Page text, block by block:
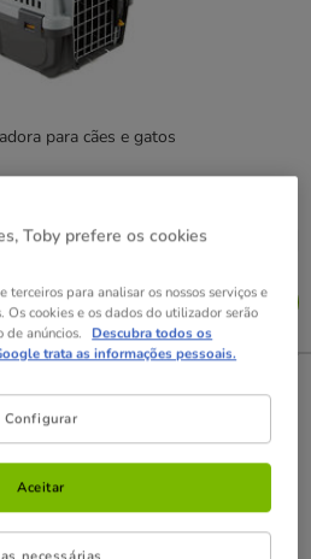
para cães e gatos
de tamanho
Adicionar
Toby prefere os cookies
terceiros para analisar os nossos serviços e
Os cookies e os dados do utilizador serão
de anúncios. Descubra todos os
trata as informações pessoais.
Configurar
Aceitar